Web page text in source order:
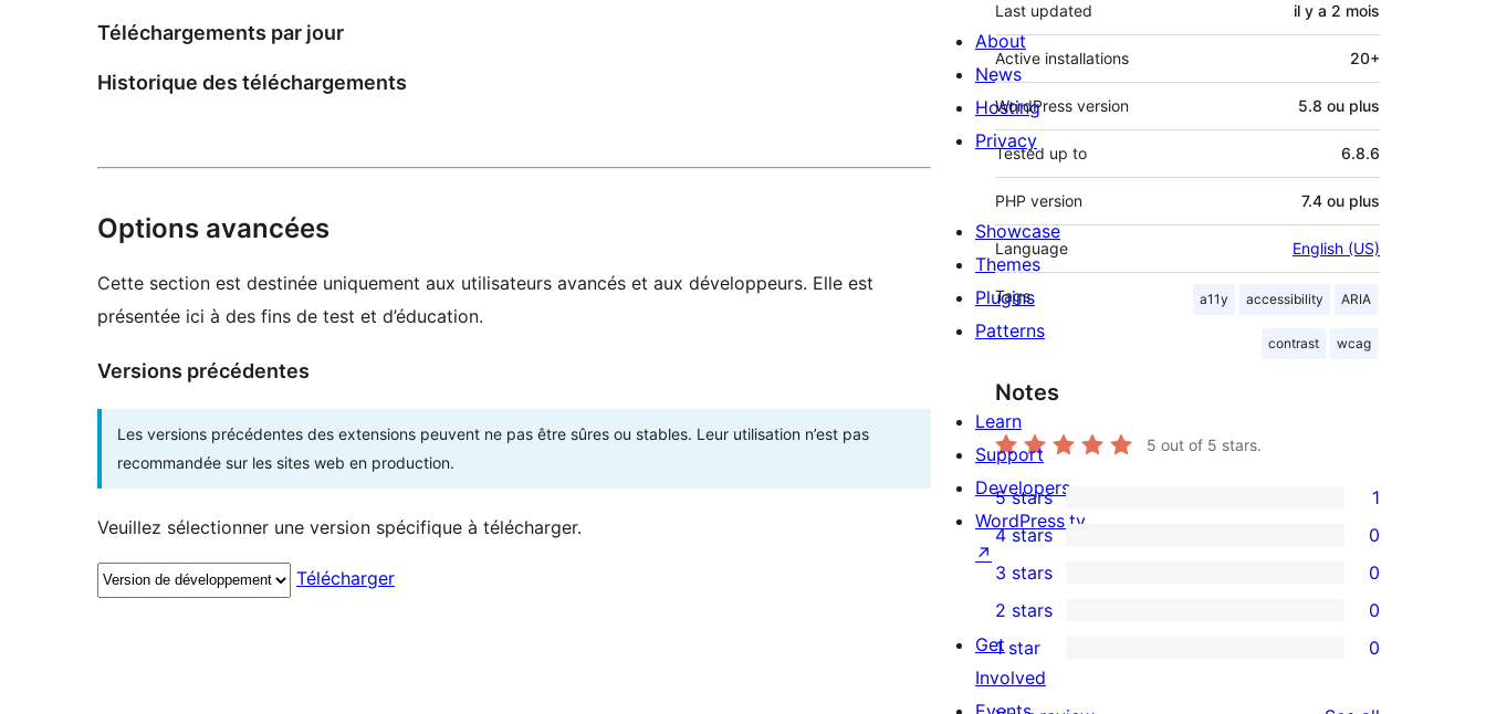
Téléchargements par jour
Historique des téléchargements
Options avancées
Cette section est destinée uniquement aux utilisateurs avancés et aux développeurs. Elle est
présentée ici à des fins de test et d’éducation.
Versions précédentes
Les versions précédentes des extensions peuvent ne pas être sûres ou stables. Leur utilisation n’est pas
recommandée sur les sites web en production.
Veuillez sélectionner une version spécifique à télécharger.
Télécharger
Last updated il y a 2 mois
Active installations 20+
WordPress version 5.8 ou plus
Tested up to 6.8.6
PHP version 7.4 ou plus
Language English (US)
Tags a11y accessibility ARIA
contrast wcag
Notes
5 out of 5 stars.
1
5-
star
review
5 stars 1
4-
star
reviews
4 stars 0
0
3-
star
reviews
3 stars 0
2-
star
2 stars 0
1 star 0
About
News
Hosting
Privacy
Showcase
Themes
Plugins
Patterns
Learn
Support
Developers
WordPress.tv
↗
Get
Involved